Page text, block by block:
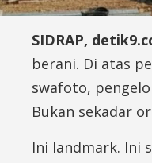
SIDRAP,
berani. Di atas
swafoto,
Bukan sekadar
Ini landmark. Ini